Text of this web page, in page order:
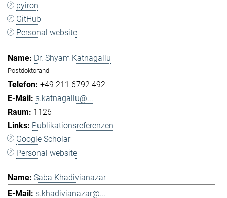
pyiron
GitHub
Personal website
Dr. Shyam Katnagallu
Postdoktorand
+49 211 6792 492
s.katnagallu@...
1126
Publikationsreferenzen
Google Scholar
Personal website
Saba Khadivianazar
s.khadivianazar@...